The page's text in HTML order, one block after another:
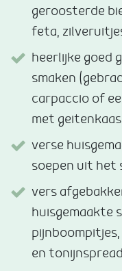
geroosterde
feta,
heerlijke goed
smaken
carpaccio of
met
verse
soepen uit het
vers
huisgemaakte
en tonijnspread